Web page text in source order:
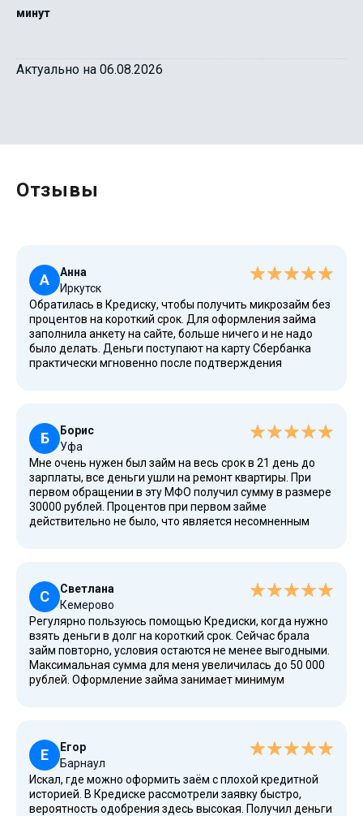
минут
Актуально на 06.08.2026
Отзывы
А
Анна
Иркутск
Обратилась в Кредиску, чтобы получить микрозайм без
процентов на короткий срок. Для оформления займа
заполнила анкету на сайте, больше ничего и не надо
было делать. Деньги поступают на карту Сбербанка
практически мгновенно после подтверждения
первого займа.
Б
Борис
Уфа
Мне очень нужен был займ на весь срок в 21 день до
зарплаты, все деньги ушли на ремонт квартиры. При
первом обращении в эту МФО получил сумму в размере
30000 рублей. Процентов при первом займе
действительно не было, что является несомненным
С
Светлана
Кемерово
Регулярно пользуюсь помощью Кредиски, когда нужно
взять деньги в долг на короткий срок. Сейчас брала
займ повторно, условия остаются не менее выгодными.
Максимальная сумма для меня увеличилась до 50 000
рублей. Оформление займа занимает минимум
здесь и сейчас.
Е
Егор
Барнаул
Искал, где можно оформить заём с плохой кредитной
историей. В Кредиске рассмотрели заявку быстро,
вероятность одобрения здесь высокая. Получил деньги